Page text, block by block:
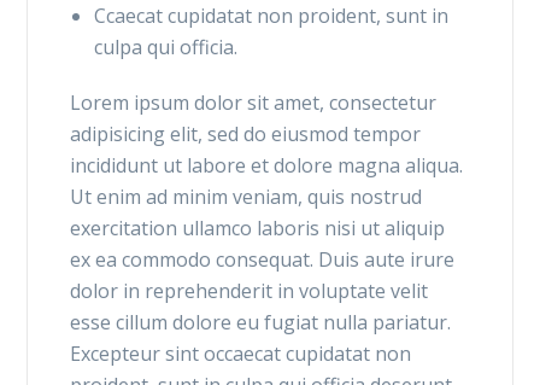
Ccaecat cupidatat non proident, sunt in
culpa qui officia.
Lorem ipsum dolor sit amet, consectetur
adipisicing elit, sed do eiusmod tempor
incididunt ut labore et dolore magna aliqua.
Ut enim ad minim veniam, quis nostrud
exercitation ullamco laboris nisi ut aliquip
ex ea commodo consequat. Duis aute irure
dolor in reprehenderit in voluptate velit
esse cillum dolore eu fugiat nulla pariatur.
Excepteur sint occaecat cupidatat non